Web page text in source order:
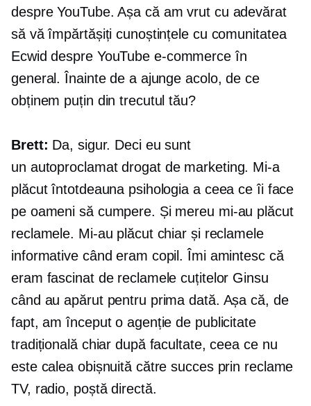
despre YouTube. Așa că am vrut cu adevărat
să vă împărtășiți cunoștințele cu comunitatea
Ecwid despre YouTube e-commerceîn
general. Înainte de a ajunge acolo, de ce
obținem puțin din trecutul tău?
Brett: Da, sigur. Deci eu sunt
un autoproclamatdrogat de marketing. Mi-a
plăcut întotdeauna psihologia a ceea ce îi face
pe oameni să cumpere. Și mereu mi-au plăcut
reclamele. Mi-au plăcut chiar și reclamele
informative când eram copil. Îmi amintesc că
eram fascinat de reclamele cuțitelor Ginsu
când au apărut pentru prima dată. Așa că, de
fapt, am început o agenție de publicitate
tradițională chiar după facultate, ceea ce nu
este calea obișnuită către succes prin reclame
TV, radio, poștă directă.